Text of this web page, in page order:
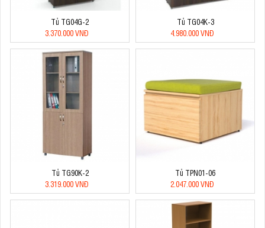
Tủ TG04G-2
3.370.000 VNĐ
Tủ TG04K-3
4.980.000 VNĐ
Tủ TG90K-2
3.319.000 VNĐ
Tủ TPN01-06
2.047.000 VNĐ